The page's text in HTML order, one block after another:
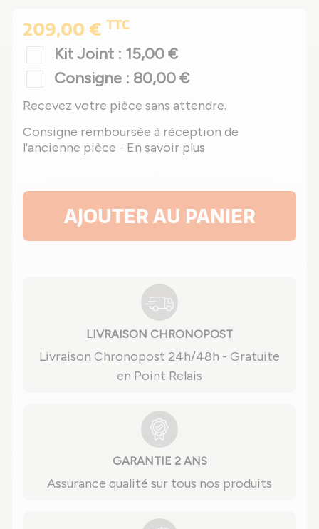
209,00 € TTC
Kit Joint : 15,00 €
Consigne : 80,00 €
Recevez votre pièce sans attendre.
Consigne remboursée à réception de
l'ancienne pièce - En savoir plus
AJOUTER AU PANIER
LIVRAISON CHRONOPOST
Livraison Chronopost 24h/48h - Gratuite
en Point Relais
GARANTIE 2 ANS
Assurance qualité sur tous nos produits